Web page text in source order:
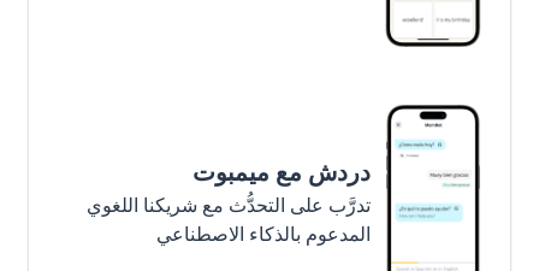
دردش مع ميمبوت
تدرَّب على التحدُّث مع شريكنا اللغوي
المدعوم بالذكاء الاصطناعي